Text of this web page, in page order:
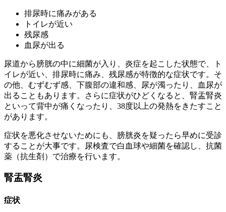
排尿時に痛みがある
トイレが近い
残尿感
血尿が出る
尿道から膀胱の中に細菌が入り、炎症を起こした状態で、ト
イレが近い、排尿時に痛み、残尿感が特徴的な症状です。そ
の他、むずむず感、下腹部の違和感、尿が濁ったり、血尿が
出ることもあります。さらに症状がひどくなると、腎盂腎炎
といって背中が痛くなったり、38度以上の発熱をきたすこと
があります。
症状を悪化させないためにも、膀胱炎を疑ったら早めに受診
することが大事です。尿検査で白血球や細菌を確認し、抗菌
薬（抗生剤）で治療を行います。
腎盂腎炎
症状